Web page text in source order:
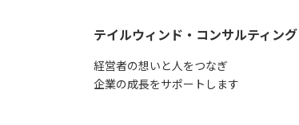
テイルウィンド・コンサルティング
経営者の想いと人をつなぎ
企業の成長をサポートします